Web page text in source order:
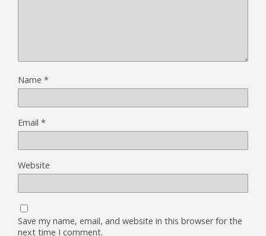
Name *
Email *
Website
Save my name, email, and website in this browser for the
next time I comment.